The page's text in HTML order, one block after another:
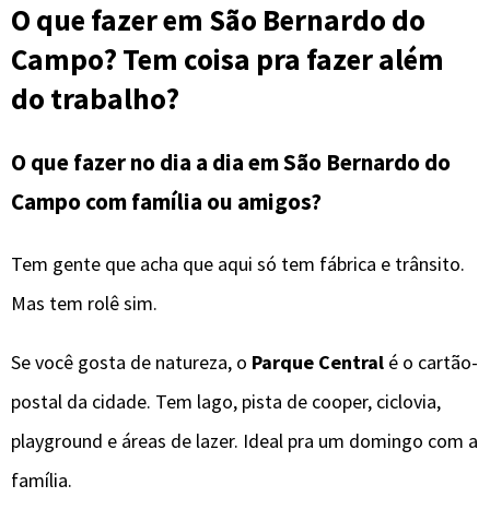
O que fazer em São Bernardo do
Campo? Tem coisa pra fazer além
do trabalho?
O que fazer no dia a dia em São Bernardo do
Campo com família ou amigos?
Tem gente que acha que aqui só tem fábrica e trânsito.
Mas tem rolê sim.
Se você gosta de natureza, o Parque Central é o cartão-
postal da cidade. Tem lago, pista de cooper, ciclovia,
playground e áreas de lazer. Ideal pra um domingo com a
família.